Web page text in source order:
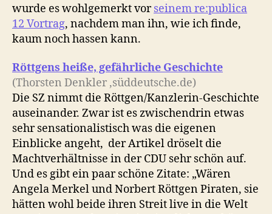
wurde es wohlgemerkt vorseinem re:publica
12 Vortrag, nachdem man ihn, wie ich finde,
kaum noch hassen kann.
Röttgens heiße, gefährliche Geschichte
(Thorsten Denkler ,süddeutsche.de)
Die SZ nimmt die Röttgen/Kanzlerin-Geschichte
auseinander. Zwar ist es zwischendrin etwas
sehr sensationalistisch was die eigenen
Einblicke angeht, der Artikel dröselt die
Machtverhältnisse in der CDU sehr schön auf.
Und es gibt ein paar schöne Zitate: „Wären
Angela Merkel und Norbert Röttgen Piraten, sie
hätten wohl beide ihren Streit live in die Welt